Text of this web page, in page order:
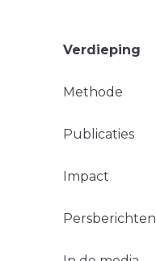
Verdieping
Methode
Publicaties
Impact
Persberichten